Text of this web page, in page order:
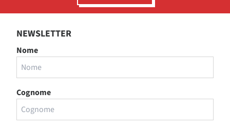
NEWSLETTER
Nome
Cognome